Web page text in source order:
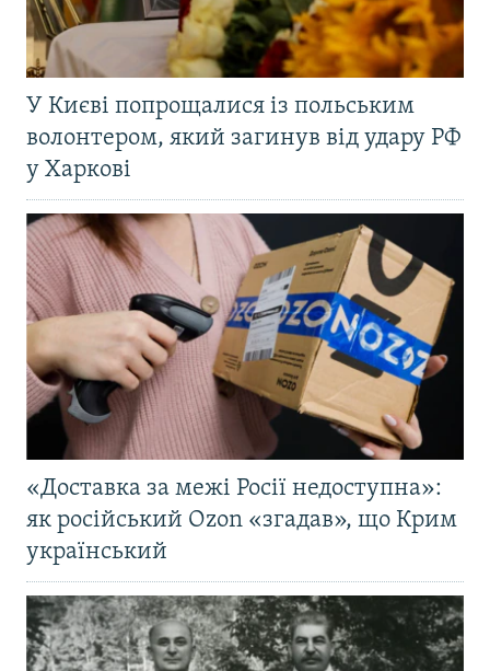
У Києві попрощалися із польським
волонтером, який загинув від удару РФ
у Харкові
«Доставка за межі Росії недоступна»:
як російський Ozon «згадав», що Крим
український